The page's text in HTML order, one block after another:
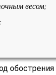
весом;
обострения